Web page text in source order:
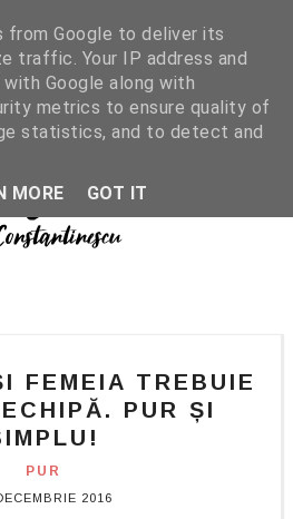
FEMEIA TREBUIE
PUR ȘI
PUR
2016
from Google to deliver its
traffic. Your IP address and
Google along with
metrics to ensure quality of
statistics, and to detect and
MORE
GOT IT